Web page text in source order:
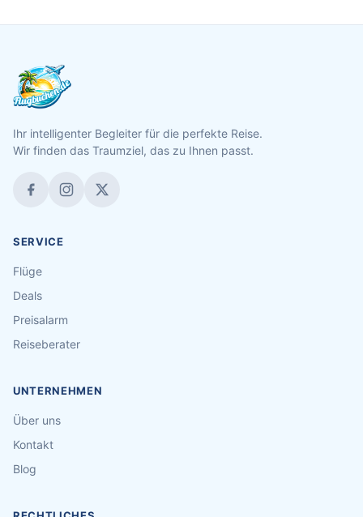
Ihr intelligenter Begleiter für die perfekte Reise.
Wir finden das Traumziel, das zu Ihnen passt.
SERVICE
Flüge
Deals
Preisalarm
Reiseberater
UNTERNEHMEN
Über uns
Kontakt
Blog